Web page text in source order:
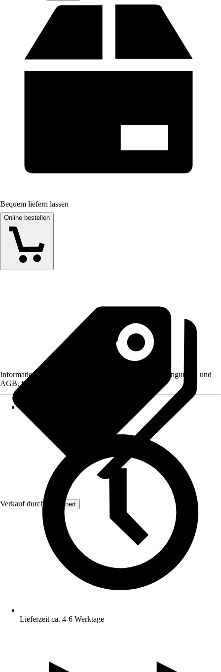
Bequem liefern lassen
Online bestellen
Verkauf durch: Grownert
Informationen des Verkäufers, wie z. B. Rückgabebedingungen und
AGB, finden Sie bei Klick auf den Verkäufernamen.
Lieferzeit ca. 4-6 Werktage